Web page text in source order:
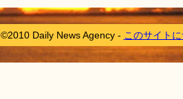
©2010 Daily News Agency - このサイト